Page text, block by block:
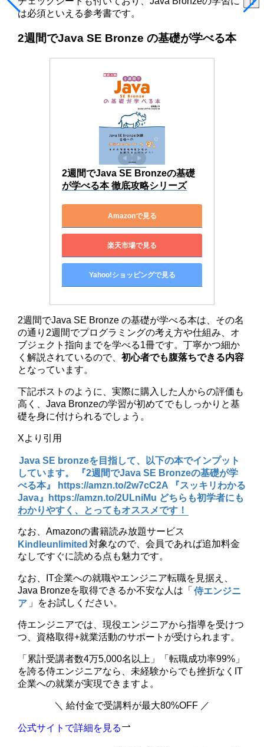
は必須といえる参考書です。
2週間でJava SE Bronze の基礎が学べる本
2週間でJava SE Bronzeの基礎
が学べる本 徹底攻略シリーズ
Amazonで見る
楽天市場で見る
Yahoo!ショッピングで見る
2週間でJava SE Bronze の基礎が学べる本は、その名
の通り2週間でプログラミングの考え方や仕組み、オ
ブジェクト指向までを学べる1冊です。丁寧かつ細か
く解説されているので、初心者でも腹落ちできる内容
となっています。
下記ポストのように、実際に購入した人からの評価も
高く、Java Bronzeの学習が初めてでもしっかりと基
礎を身に付けられるでしょう。
Xより引用
Java SE bronzeを目指して、以下の本でインプット
しています。 『2週間でJava SE Bronzeの基礎が学
べる本』 https://amzn.to/2w7cC2A 『スッキリわかる
Java』https://amzn.to/2ULniMu どちらも初学者にも
わかりやすく、とってもオススメです！
なお、Amazonの書籍読み放題サービス
Kindleunlimited対象なので、会員であれば追加料金
なしですぐに読める点も魅力です。
なお、IT企業への就職やエンジニア転職を見据え、
Java Bronzeを取得できるか不安な人は「 侍エンジニ
ア 」をお試しください。
侍エンジニアでは、現役エンジニアから指導を受けつ
つ、資格取得+就業活動のサポートが受けられます。
「累計受講者数4万5,000名以上」「転職成功率99%」
を誇る侍エンジニアなら、未経験からでも挫折なくIT
企業への就業が実現できますよ。
＼ 給付金で受講料が最大80%OFF ／
公式サイトで詳細を見る